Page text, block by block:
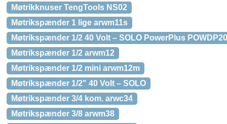
Møtrikknuser TengTools NS02
Møtrikspænder 1 lige arwm11s
Møtrikspænder 1/2 40 Volt – SOLO PowerPlus
Møtrikspænder 1/2 arwm12
Møtrikspænder 1/2 mini arwm12m
Møtrikspænder 1/2" 40 Volt – SOLO
Møtrikspænder 3/4 kom. arwc34
Møtrikspænder 3/8 arwm38